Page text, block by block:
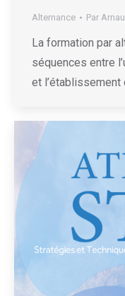
Alternance Par
La formation par
séquences entre
et l’établissement